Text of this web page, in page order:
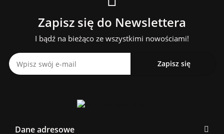
Zapisz się do Newslettera
I bądź na bieżąco ze wszystkimi nowościami!
Dane adresowe